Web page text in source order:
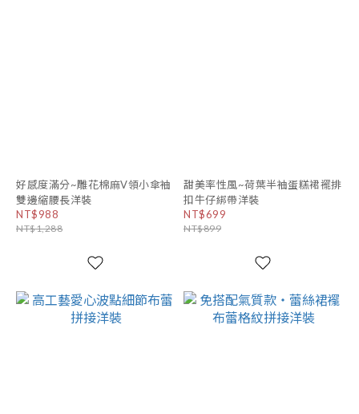
好感度滿分~雕花棉麻V領小傘袖
雙邊縮腰長洋裝
NT$988
NT$1,288
甜美率性風~荷葉半袖蛋糕裙襬排
扣牛仔綁帶洋裝
NT$699
NT$899